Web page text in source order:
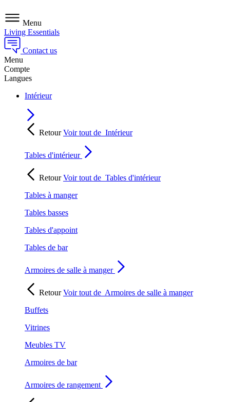
Menu
Living Essentials
Contact us
Menu
Compte
Langues
Intérieur
RetourVoir tout de Intérieur
Tables d'intérieur
RetourVoir tout de Tables d'intérieur
Tables à manger
Tables basses
Tables d'appoint
Tables de bar
Armoires de salle à manger
RetourVoir tout de Armoires de salle à manger
Buffets
Vitrines
Meubles TV
Armoires de bar
Armoires de rangement